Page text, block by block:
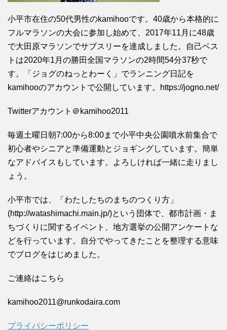
小平市在住の50代男性のkamihooです。40歳から本格的に
フルマラソンの大会に参加し始めて、2017年11月に48歳
で大田原マラソンでサブスリーを達成しました。自己ベス
トは2020年1月の勝田全国マラソンの2時間54分37秒で
す。「ジョグのねっとわーく」でランニング日記を
kamihooのアカウントで公開しています。https://jogno.net/
Twitterアカウント＠kamihoo2011
毎週土曜日朝7:00から8:00まで小平中央公園噴水前集合で
初心者やシニアと準備運動とジョギングしています。簡単
なアドバイスもしています。よろしければ一緒に走りまし
ょう。
小平市では、「わたしたちのまちのつくり方」
(http://watashimachi.main.jp/)という団体で、都市計画・ま
ちづくりに関するイベント、地方選挙の公開アンケートな
どを行っています。自分でやってきたことを整理する意味
でブログをはじめました。
ご連絡はこちら
kamihoo2011@runkodaira.com
プライバシーポリシー